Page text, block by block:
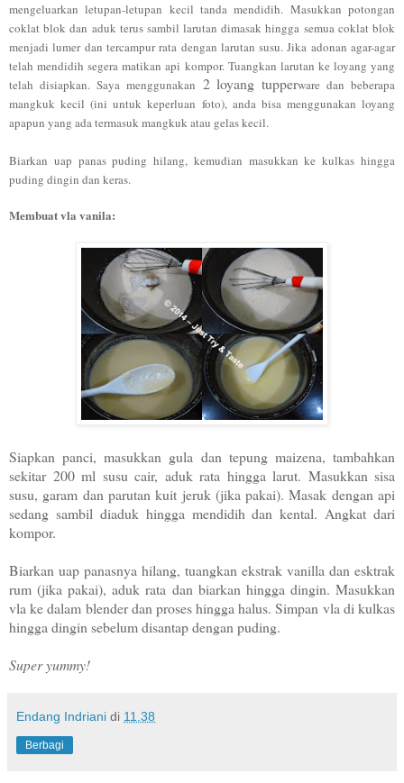
mengeluarkan letupan-letupan kecil tanda mendidih. Masukkan potongan
coklat blok dan aduk terus sambil larutan dimasak hingga semua coklat blok
menjadi lumer dan tercampur rata dengan larutan susu. Jika adonan agar-agar
telah mendidih segera matikan api kompor. Tuangkan larutan ke loyang yang
telah disiapkan. Saya menggunakan 2 loyang tupperware dan beberapa
mangkuk kecil (ini untuk keperluan foto), anda bisa menggunakan loyang
apapun yang ada termasuk mangkuk atau gelas kecil.
Biarkan uap panas puding hilang, kemudian masukkan ke kulkas hingga
puding dingin dan keras.
Membuat vla vanila:
Siapkan panci, masukkan gula dan tepung maizena, tambahkan
sekitar 200 ml susu cair, aduk rata hingga larut. Masukkan sisa
susu, garam dan parutan kuit jeruk (jika pakai). Masak dengan api
sedang sambil diaduk hingga mendidih dan kental. Angkat dari
kompor.
Biarkan uap panasnya hilang, tuangkan ekstrak vanilla dan esktrak
rum (jika pakai), aduk rata dan biarkan hingga dingin. Masukkan
vla ke dalam blender dan proses hingga halus. Simpan vla di kulkas
hingga dingin sebelum disantap dengan puding.
Super yummy!
Endang Indriani di 11.38
Berbagi